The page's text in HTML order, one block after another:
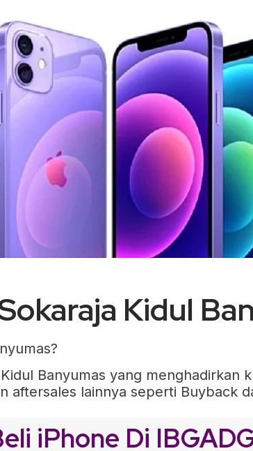
Kidul
Banyumas yang menghadirkan
aftersales lainnya seperti Buyback
iPhone Di